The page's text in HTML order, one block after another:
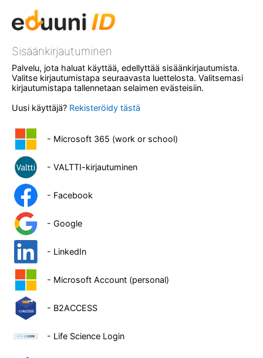
Sisäänkirjautuminen
Palvelu, jota haluat käyttää, edellyttää sisäänkirjautumista.
Valitse kirjautumistapa seuraavasta luettelosta. Valitsemasi
kirjautumistapa tallennetaan selaimen evästeisiin.
Uusi käyttäjä? Rekisteröidy tästä
- Microsoft 365 (work or school)
- VALTTI-kirjautuminen
- Facebook
- Google
- LinkedIn
- Microsoft Account (personal)
- B2ACCESS
- Life Science Login